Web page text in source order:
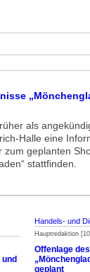
als
Halle eine
zum geplanten
stattfinden.
Handels- und
Hauptredaktion
Offenlage
geplant